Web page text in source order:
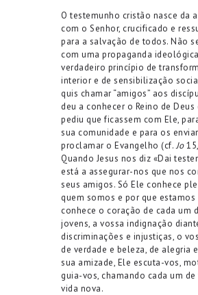
O testemunho cristão nasce da
com o Senhor, crucificado e
para a salvação de todos. Não
com uma propaganda
verdadeiro princípio de
interior e de sensibilização
quis chamar “amigos” aos
deu a conhecer o Reino de Deus
pediu que ficassem com Ele,
sua comunidade e para os
proclamar o Evangelho (cf.Jo
Quando Jesus nos diz «Dai
está a assegurar-nos que nos
seus amigos. Só Ele conhece
quem somos e por que estamos
conhece o coração de cada um
jovens, a vossa indignação
discriminações e injustiças, o
de verdade e beleza, de alegria
sua amizade, Ele escuta-vos,
guia-vos, chamando cada um de
vida nova.